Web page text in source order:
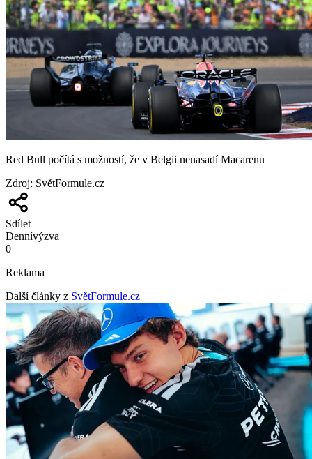
Red Bull počítá s možností, že v Belgii nenasadí Macarenu
Zdroj: SvětFormule.cz
Sdílet
Dennívýzva
0
Reklama
Další články z SvětFormule.cz